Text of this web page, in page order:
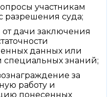
участникам
разрешения суда;
от дачи заключения
данных или
специальных знаний;
за
работу и
понесенных